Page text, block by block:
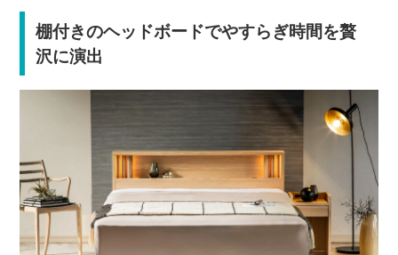
棚付きのヘッドボードでやすらぎ時間を贅
沢に演出